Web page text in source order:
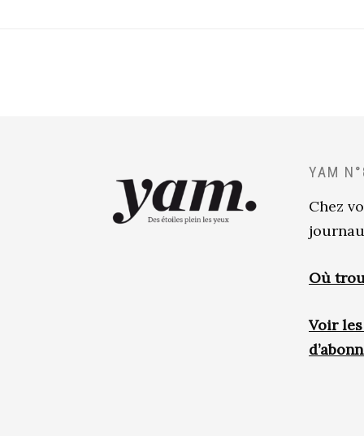
YAM
Chez
Où
Voir